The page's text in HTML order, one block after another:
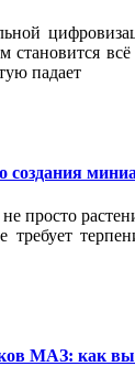
становится
падает
создания
просто
требует
МАЗ: как